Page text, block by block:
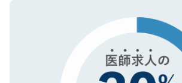
で、機密保持に関してもご安